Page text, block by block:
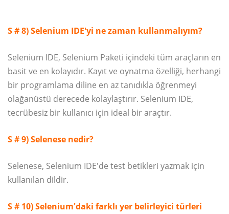
S # 8) Selenium IDE'yi ne zaman kullanmalıyım?
Selenium IDE, Selenium Paketi içindeki tüm araçların en
basit ve en kolayıdır. Kayıt ve oynatma özelliği, herhangi
bir programlama diline en az tanıdıkla öğrenmeyi
olağanüstü derecede kolaylaştırır. Selenium IDE,
tecrübesiz bir kullanıcı için ideal bir araçtır.
S # 9) Selenese nedir?
Selenese, Selenium IDE'de test betikleri yazmak için
kullanılan dildir.
S # 10)Selenium'daki farklı yer belirleyici türleri